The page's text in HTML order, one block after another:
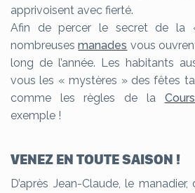
apprivoisent avec fierté.
Afin de percer le secret de la
nombreusesmanades vous
long de l’année. Les habitants
vous les « mystères » des fêtes
comme les règles de la
exemple !
VENEZ EN TOUTE SAISON !
D’après Jean-Claude, le